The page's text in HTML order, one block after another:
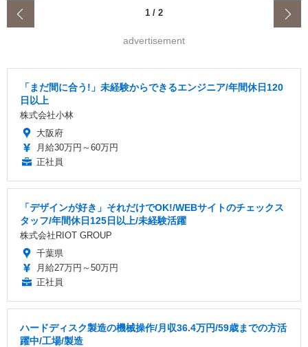
1 / 2
advertisement
「まだ間に合う!」未経験からできるエンジニア/年間休日120
日以上
株式会社小林
大阪府
月給30万円～60万円
正社員
「デザインが好き」それだけでOK!/WEBサイトのチェックス
タッフ/年間休日125日以上/未経験活躍
株式会社RIOT GROUP
千葉県
月給27万円～50万円
正社員
ハードディスク製造の機械操作/月収36.4万円/59歳までの方活
躍中/工場/製造